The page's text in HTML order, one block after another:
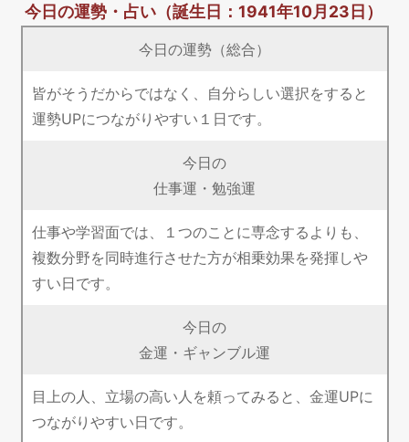
今日の運勢・占い（誕生日：1941年10月23日）
今日の運勢（総合）
皆がそうだからではなく、自分らしい選択をすると
運勢UPにつながりやすい１日です。
今日の
仕事運・勉強運
仕事や学習面では、１つのことに専念するよりも、
複数分野を同時進行させた方が相乗効果を発揮しや
すい日です。
今日の
金運・ギャンブル運
目上の人、立場の高い人を頼ってみると、金運UPに
つながりやすい日です。